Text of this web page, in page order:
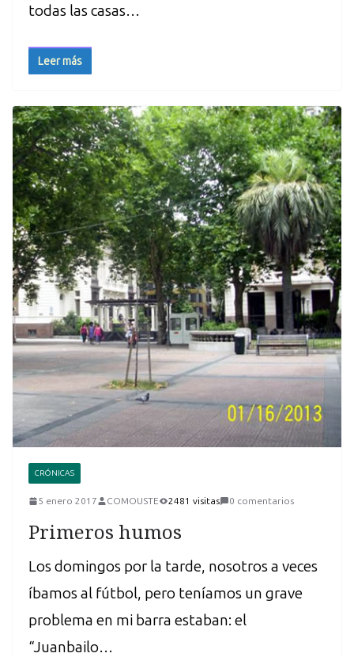
todas las casas…
Leer más
CRÓNICAS
5 enero 2017 COMOUSTE 2481 visitas 0 comentarios
Primeros humos
Los domingos por la tarde, nosotros a veces
íbamos al fútbol, pero teníamos un grave
problema en mi barra estaban: el
“Juanbailo…